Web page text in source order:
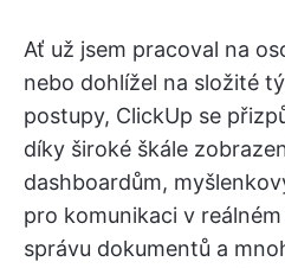
Ať už jsem pracoval na
nebo dohlížel na složité
postupy, ClickUp se
díky široké škále
dashboardům,
pro komunikaci v
správu dokumentů a